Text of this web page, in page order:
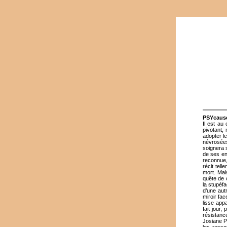
Il est au
pivotant,
adopter
soignera
de ses
récit
mort.
quête de
la
d’une
miroir
lisse
fait jour,
Josiane